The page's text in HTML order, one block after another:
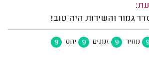
גמור והשירות היה טוב!
9 מחיר 9 זמנים 9 יחס 9